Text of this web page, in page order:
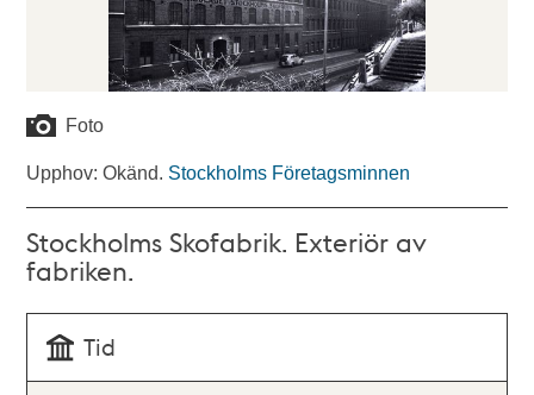
Foto
Upphov: Okänd. Stockholms Företagsminnen
Stockholms Skofabrik. Exteriör av
fabriken.
Tid